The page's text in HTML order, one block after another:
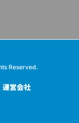
Reserved.
運営会社